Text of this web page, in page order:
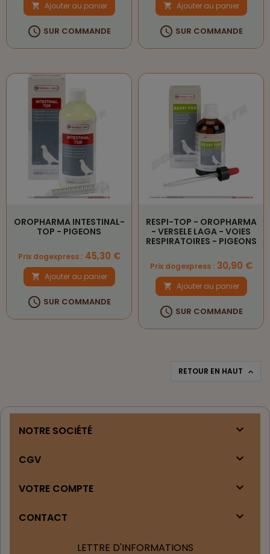
 Ajouter au panier
 SUR COMMANDE
 Ajouter au panier
 SUR COMMANDE
OROPHARMA INTESTINAL-
TOP - PIGEONS
Prix
Prix dogexpress :45,30 €
 Ajouter au panier
 SUR COMMANDE
RESPI-TOP - OROPHARMA
- VERSELE LAGA - VOIES
RESPIRATOIRES - PIGEONS
Prix
Prix dogexpress :30,90 €
 Ajouter au panier
 SUR COMMANDE
RETOUR EN HAUT 
NOTRE SOCIÉTÉ 
CGV 
VOTRE COMPTE 
CONTACT 
LETTRE D'INFORMATIONS